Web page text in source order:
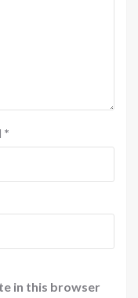
*
in this browser